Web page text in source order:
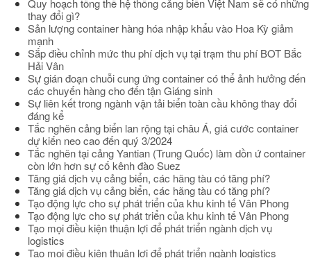
Quy hoạch tổng thể hệ thống cảng biển Việt Nam sẽ có những
thay đổi gì?
Sản lượng container hàng hóa nhập khẩu vào Hoa Kỳ giảm
mạnh
Sắp điều chỉnh mức thu phí dịch vụ tại trạm thu phí BOT Bắc
Hải Vân
Sự gián đoạn chuỗi cung ứng container có thể ảnh hưởng đến
các chuyến hàng cho đến tận Giáng sinh
Sự liên kết trong ngành vận tải biển toàn cầu không thay đổi
đáng kể
Tắc nghẽn cảng biển lan rộng tại châu Á, giá cước container
dự kiến neo cao đến quý 3/2024
Tắc nghẽn tại cảng Yantian (Trung Quốc) làm dồn ứ container
còn lớn hơn sự cố kênh đào Suez
Tăng giá dịch vụ cảng biển, các hãng tàu có tăng phí?
Tăng giá dịch vụ cảng biển, các hãng tàu có tăng phí?
Tạo động lực cho sự phát triển của khu kinh tế Vân Phong
Tạo động lực cho sự phát triển của khu kinh tế Vân Phong
Tạo mọi điều kiện thuận lợi để phát triển ngành dịch vụ
logistics
Tạo mọi điều kiện thuận lợi để phát triển ngành logistics